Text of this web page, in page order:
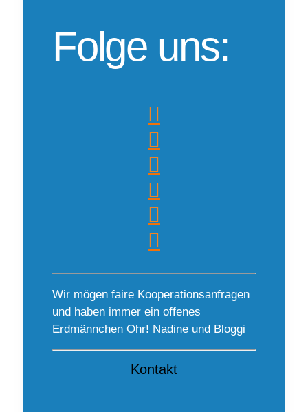
Folge uns:
Wir mögen faire Kooperationsanfragen
und haben immer ein offenes
Erdmännchen Ohr! Nadine und Bloggi
Kontakt